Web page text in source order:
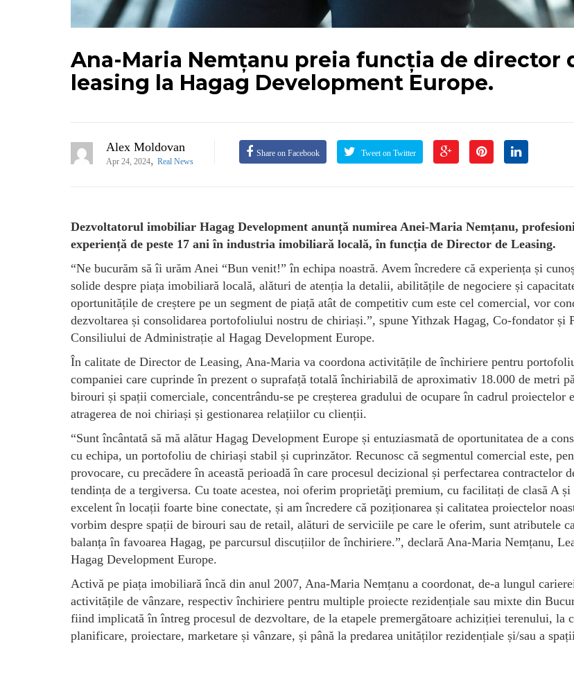
Ana-Maria Nemțanu preia funcția de director
leasing la Hagag Development Europe.
Alex Moldovan
Apr 24, 2024, Real News
Share on Facebook Tweet on Twitter
Dezvoltatorul imobiliar Hagag Development anunță numirea Anei-Maria Nemțanu,
experiență de peste 17 ani în industria imobiliară locală, în funcția de Director de Leasing.
“Ne bucurăm să îi urăm Anei “Bun venit!” în echipa noastră. Avem încredere că experiența și
solide despre piața imobiliară locală, alături de atenția la detalii, abilitățile de negociere și
oportunitățile de creștere pe un segment de piață atât de competitiv cum este cel comercial, vor
dezvoltarea și consolidarea portofoliului nostru de chiriași.”, spune Yithzak Hagag, Co-fondator și
Consiliului de Administrație al Hagag Development Europe.
În calitate de Director de Leasing, Ana-Maria va coordona activitățile de închiriere pentru
companiei care cuprinde în prezent o suprafață totală închiriabilă de aproximativ 18.000 de metri
birouri și spații comerciale, concentrându-se pe creșterea gradului de ocupare în cadrul proiectelor
atragerea de noi chiriași și gestionarea relațiilor cu clienții.
“Sunt încântată să mă alătur Hagag Development Europe și entuziasmată de oportunitatea de a
cu echipa, un portofoliu de chiriași stabil și cuprinzător. Recunosc că segmentul comercial este,
provocare, cu precădere în această perioadă în care procesul decizional și perfectarea contractelor
tendința de a tergiversa. Cu toate acestea, noi oferim proprietăţi premium, cu facilitați de clasă A și
excelent în locații foarte bine conectate, și am încredere că poziționarea și calitatea proiectelor
vorbim despre spații de birouri sau de retail, alături de serviciile pe care le oferim, sunt atributele
balanța în favoarea Hagag, pe parcursul discuțiilor de închiriere.”, declară Ana-Maria Nemțanu,
Hagag Development Europe.
Activă pe piața imobiliară încă din anul 2007, Ana-Maria Nemțanu a coordonat, de-a lungul
activitățile de vânzare, respectiv închiriere pentru multiple proiecte rezidențiale sau mixte din
fiind implicată în întreg procesul de dezvoltare, de la etapele premergătoare achiziției terenului, la
planificare, proiectare, marketare și vânzare, și până la predarea unităților rezidențiale și/sau a